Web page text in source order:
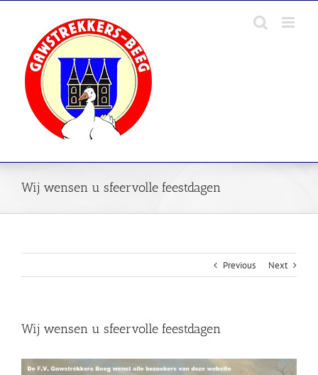
Wij wensen u sfeervolle feestdagen
Previous Next
Wij wensen u sfeervolle feestdagen